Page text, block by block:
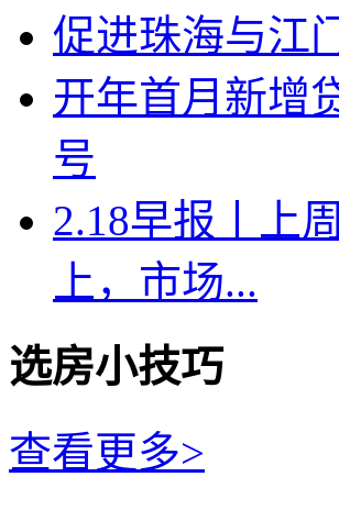
促进珠海与江
开年首月新增
号
2.18早报丨上
上，市场...
选房小技巧
查看更多>